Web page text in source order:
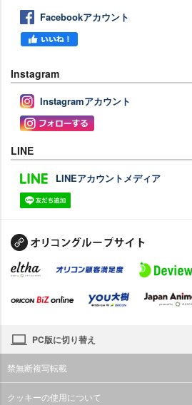
Facebookアカウント
Instagram
Instagramアカウント
LINE
LINEアカウントメディア
PC版に切り替え
禁無断複写転載
クッキーの使用について